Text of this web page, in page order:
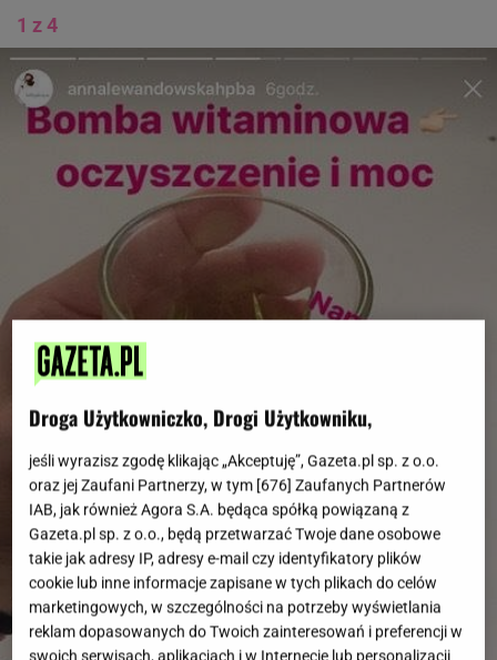
1 z 4
Droga Użytkowniczko, Drogi Użytkowniku,
jeśli wyrazisz zgodę klikając „Akceptuję”, Gazeta.pl sp. z o.o.
oraz jej Zaufani Partnerzy, w tym [676] Zaufanych Partnerów
IAB, jak również Agora S.A. będąca spółką powiązaną z
Gazeta.pl sp. z o.o., będą przetwarzać Twoje dane osobowe
takie jak adresy IP, adresy e-mail czy identyfikatory plików
cookie lub inne informacje zapisane w tych plikach do celów
marketingowych, w szczególności na potrzeby wyświetlania
reklam dopasowanych do Twoich zainteresowań i preferencji w
swoich serwisach, aplikacjach i w Internecie lub personalizacji